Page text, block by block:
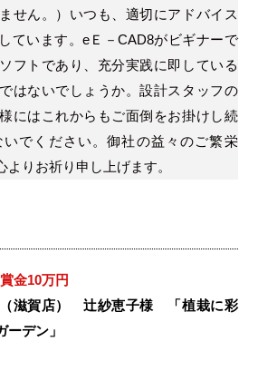
せん。）いつも、適切にアドバイス
ています。eＥ－CAD8がビギナーで
フトであり、充分実践に即している
はないでしょうか。設計スタッフの
にはこれからもご面倒をお掛けし続
でください。御社の益々のご繁栄
よりお祈り申し上げます。
10万円
（滋賀店） 辻紗恵子様 「植栽に彩
ーデン」